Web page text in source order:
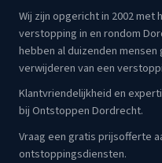
Wij zijn opgericht in 2002 met
verstopping in en rondom
hebben al duizenden
verwijderen van een
Klantvriendelijkheid en
bij Ontstoppen Dordrecht.
Vraag een gratis prijsofferte
ontstoppingsdiensten.